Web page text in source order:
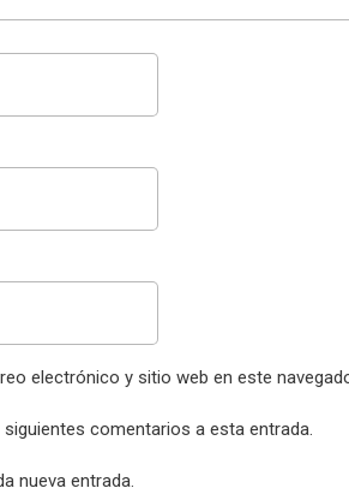
electrónico y sitio web en este
siguientes comentarios a esta entrada.
nueva entrada.